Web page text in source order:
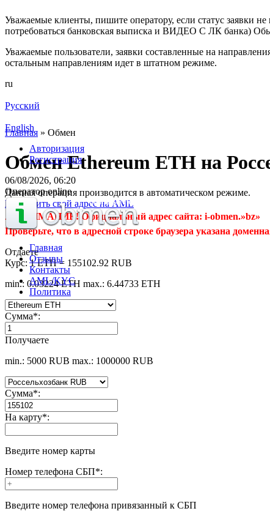
Уважаемые клиенты, пишите оператору, если статус заявки
потребоваться банковская выписка и ВИДЕО С ЛК банка)
Уважаемые пользователи, заявки составленные на
остальным направлениям идет в штатном режиме.
ru
Русский
English
Авторизация
Регистрация
06/08/2026, 06:20
Оператор online
Главная
Отзывы
Контакты
AML/KYC
Политика
Главная » Обмен
Обмен Ethereum ETH на
Данная операция производится в автоматическом режиме.
Проверить свой адрес на AML
⚠️ ВНИМАНИЕ! Официальный адрес сайта: i-obmen.»bz»
Проверьте, что в адресной строке браузера указана
Отдаете
Курс:1 ETH = 155102.92 RUB
min.: 0.03224 ETH max.: 6.44733 ETH
Сумма*:
Получаете
min.: 5000 RUB max.: 1000000 RUB
Сумма*:
На карту*:
Введите номер карты
Номер телефона СБП*:
Введите номер телефона привязанный к СБП